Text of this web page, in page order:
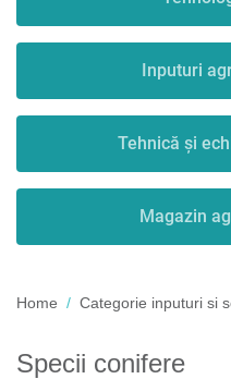
Inputuri
Tehnică și
Magazin
Home Categorie inputuri si
Specii conifere